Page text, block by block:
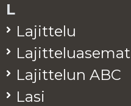
L
La­jit­te­lu
La­jit­te­lua­se­mat
La­jit­te­lun ABC
Lasi